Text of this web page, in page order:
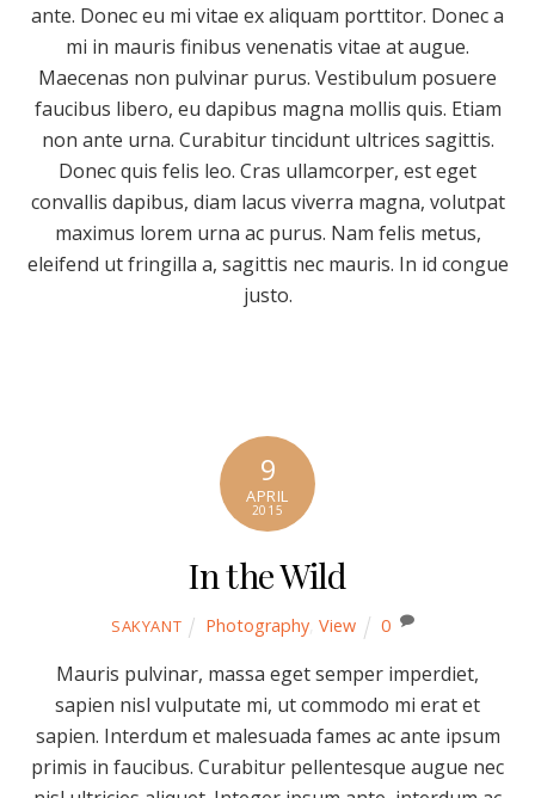
ante. Donec eu mi vitae ex aliquam porttitor. Donec a
mi in mauris finibus venenatis vitae at augue.
Maecenas non pulvinar purus. Vestibulum posuere
faucibus libero, eu dapibus magna mollis quis. Etiam
non ante urna. Curabitur tincidunt ultrices sagittis.
Donec quis felis leo. Cras ullamcorper, est eget
convallis dapibus, diam lacus viverra magna, volutpat
maximus lorem urna ac purus. Nam felis metus,
eleifend ut fringilla a, sagittis nec mauris. In id congue
justo.
9
APRIL
2015
In the Wild
SAKYANT Photography ,View 0
Mauris pulvinar, massa eget semper imperdiet,
sapien nisl vulputate mi, ut commodo mi erat et
sapien. Interdum et malesuada fames ac ante ipsum
primis in faucibus. Curabitur pellentesque augue nec